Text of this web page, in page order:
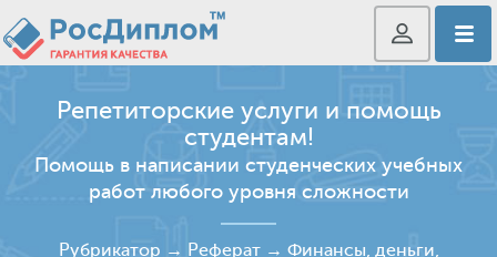
Репетиторские услуги и помощь
студентам!
Помощь в написании студенческих учебных
работ любого уровня сложности
Рубрикатор → Реферат→ Финансы, деньги,